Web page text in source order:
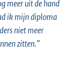
meer uit de hand
ik mijn diploma
niet meer
zitten.”